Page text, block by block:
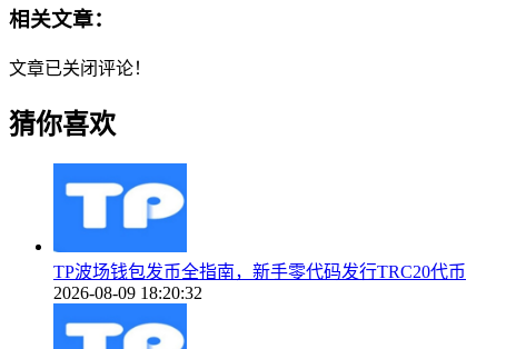
相关文章：
文章已关闭评论！
猜你喜欢
TP波场钱包发币全指南，新手零代码发行TRC20代币
2026-08-09 18:20:32